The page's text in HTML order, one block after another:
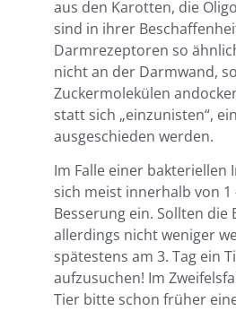
aus den Karotten, die
sind in ihrer
Darmrezeptoren so
nicht an der Darmwand,
Zuckermolekülen
statt sich „einzunisten“,
ausgeschieden werden.
Im Falle einer bakteriellen
sich meist innerhalb von 1
Besserung ein. Sollten die
allerdings nicht weniger
spätestens am 3. Tag ein
aufzusuchen! Im
Tier bitte schon früher